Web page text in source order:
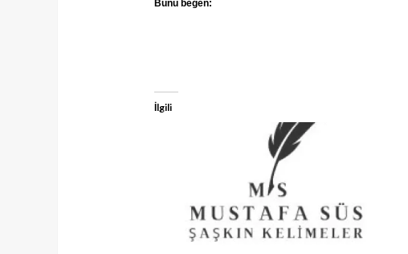
Bunu beğen:
İlgili